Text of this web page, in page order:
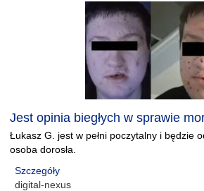
Jest opinia biegłych w sprawie
Łukasz G. jest w pełni poczytalny i będzie
osoba dorosła.
Szczegóły
digital-nexus